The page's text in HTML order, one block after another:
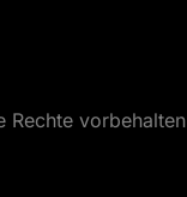
vorbehalten